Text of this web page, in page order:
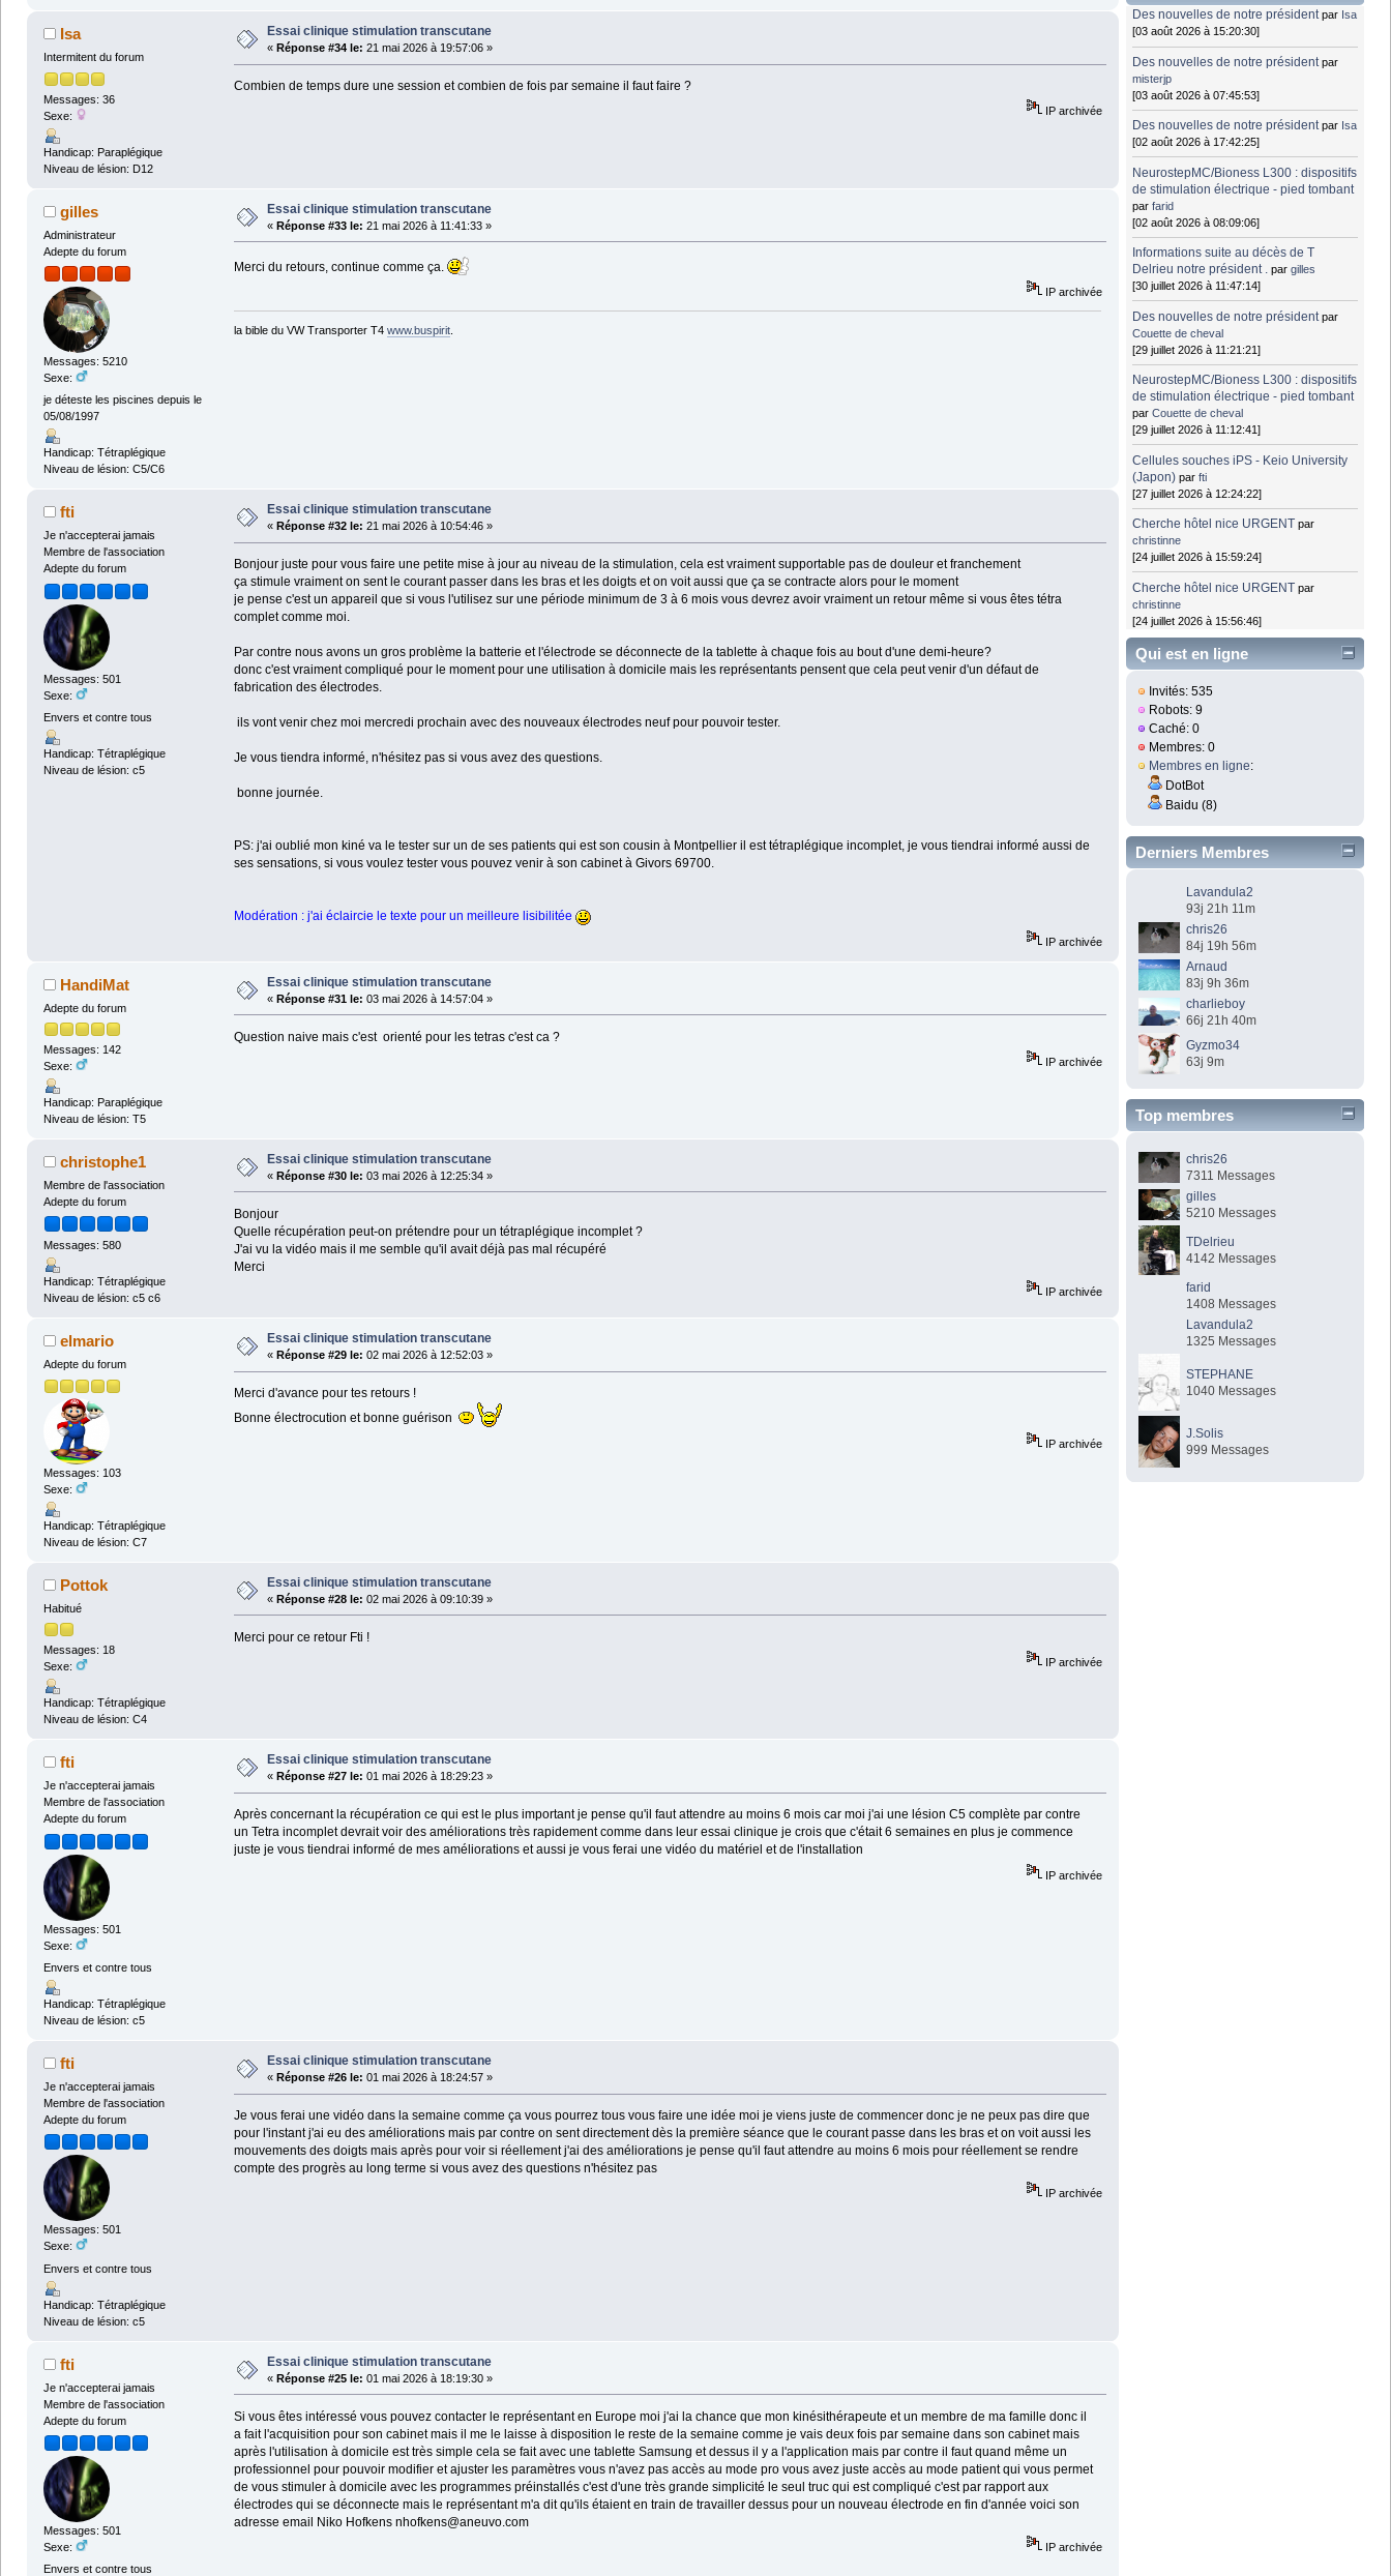
Isa
Intermitent du forum
Messages: 36
Sexe:
Handicap: Paraplégique
Niveau de lésion: D12
Essai clinique stimulation transcutane
« Réponse #34 le: 21 mai 2026 à 19:57:06 »
Combien de temps dure une session et combien de fois par semaine il faut faire ?
IP archivée
gilles
Administrateur
Adepte du forum
Messages: 5210
Sexe:
je déteste les piscines depuis le
05/08/1997
Handicap: Tétraplégique
Niveau de lésion: C5/C6
Essai clinique stimulation transcutane
« Réponse #33 le: 21 mai 2026 à 11:41:33 »
Merci du retours, continue comme ça.
IP archivée
la bible du VW Transporter T4 www.buspirit.
fti
Je n'accepterai jamais
Membre de l'association
Adepte du forum
Messages: 501
Sexe:
Envers et contre tous
Handicap: Tétraplégique
Niveau de lésion: c5
Essai clinique stimulation transcutane
« Réponse #32 le: 21 mai 2026 à 10:54:46 »
Bonjour juste pour vous faire une petite mise à jour au niveau de la stimulation, cela est vraiment supportable pas de douleur et franchement
ça stimule vraiment on sent le courant passer dans les bras et les doigts et on voit aussi que ça se contracte alors pour le moment
je pense c'est un appareil que si vous l'utilisez sur une période minimum de 3 à 6 mois vous devrez avoir vraiment un retour même si vous êtes tétra
complet comme moi.
Par contre nous avons un gros problème la batterie et l'électrode se déconnecte de la tablette à chaque fois au bout d'une demi-heure?
donc c'est vraiment compliqué pour le moment pour une utilisation à domicile mais les représentants pensent que cela peut venir d'un défaut de
fabrication des électrodes.
ils vont venir chez moi mercredi prochain avec des nouveaux électrodes neuf pour pouvoir tester.
Je vous tiendra informé, n'hésitez pas si vous avez des questions.
bonne journée.
PS: j'ai oublié mon kiné va le tester sur un de ses patients qui est son cousin à Montpellier il est tétraplégique incomplet, je vous tiendrai informé aussi de
ses sensations, si vous voulez tester vous pouvez venir à son cabinet à Givors 69700.
Modération : j'ai éclaircie le texte pour un meilleure lisibilitée
IP archivée
HandiMat
Adepte du forum
Messages: 142
Sexe:
Handicap: Paraplégique
Niveau de lésion: T5
Essai clinique stimulation transcutane
« Réponse #31 le: 03 mai 2026 à 14:57:04 »
Question naive mais c'est orienté pour les tetras c'est ca ?
IP archivée
christophe1
Membre de l'association
Adepte du forum
Messages: 580
Handicap: Tétraplégique
Niveau de lésion: c5 c6
Essai clinique stimulation transcutane
« Réponse #30 le: 03 mai 2026 à 12:25:34 »
Bonjour
Quelle récupération peut-on prétendre pour un tétraplégique incomplet ?
J'ai vu la vidéo mais il me semble qu'il avait déjà pas mal récupéré
Merci
IP archivée
elmario
Adepte du forum
Messages: 103
Sexe:
Handicap: Tétraplégique
Niveau de lésion: C7
Essai clinique stimulation transcutane
« Réponse #29 le: 02 mai 2026 à 12:52:03 »
Merci d'avance pour tes retours !
Bonne électrocution et bonne guérison
IP archivée
Pottok
Habitué
Messages: 18
Sexe:
Handicap: Tétraplégique
Niveau de lésion: C4
Essai clinique stimulation transcutane
« Réponse #28 le: 02 mai 2026 à 09:10:39 »
Merci pour ce retour Fti !
IP archivée
fti
Je n'accepterai jamais
Membre de l'association
Adepte du forum
Messages: 501
Sexe:
Envers et contre tous
Handicap: Tétraplégique
Niveau de lésion: c5
Essai clinique stimulation transcutane
« Réponse #27 le: 01 mai 2026 à 18:29:23 »
Après concernant la récupération ce qui est le plus important je pense qu'il faut attendre au moins 6 mois car moi j'ai une lésion C5 complète par contre
un Tetra incomplet devrait voir des améliorations très rapidement comme dans leur essai clinique je crois que c'était 6 semaines en plus je commence
juste je vous tiendrai informé de mes améliorations et aussi je vous ferai une vidéo du matériel et de l'installation
IP archivée
fti
Je n'accepterai jamais
Membre de l'association
Adepte du forum
Messages: 501
Sexe:
Envers et contre tous
Handicap: Tétraplégique
Niveau de lésion: c5
Essai clinique stimulation transcutane
« Réponse #26 le: 01 mai 2026 à 18:24:57 »
Je vous ferai une vidéo dans la semaine comme ça vous pourrez tous vous faire une idée moi je viens juste de commencer donc je ne peux pas dire que
pour l'instant j'ai eu des améliorations mais par contre on sent directement dès la première séance que le courant passe dans les bras et on voit aussi les
mouvements des doigts mais après pour voir si réellement j'ai des améliorations je pense qu'il faut attendre au moins 6 mois pour réellement se rendre
compte des progrès au long terme si vous avez des questions n'hésitez pas
IP archivée
fti
Je n'accepterai jamais
Membre de l'association
Adepte du forum
Messages: 501
Sexe:
Envers et contre tous
Essai clinique stimulation transcutane
« Réponse #25 le: 01 mai 2026 à 18:19:30 »
Si vous êtes intéressé vous pouvez contacter le représentant en Europe moi j'ai la chance que mon kinésithérapeute et un membre de ma famille donc il
a fait l'acquisition pour son cabinet mais il me le laisse à disposition le reste de la semaine comme je vais deux fois par semaine dans son cabinet mais
après l'utilisation à domicile est très simple cela se fait avec une tablette Samsung et dessus il y a l'application mais par contre il faut quand même un
professionnel pour pouvoir modifier et ajuster les paramètres vous n'avez pas accès au mode pro vous avez juste accès au mode patient qui vous permet
de vous stimuler à domicile avec les programmes préinstallés c'est d'une très grande simplicité le seul truc qui est compliqué c'est par rapport aux
électrodes qui se déconnecte mais le représentant m'a dit qu'ils étaient en train de travailler dessus pour un nouveau électrode en fin d'année voici son
adresse email Niko Hofkens nhofkens@aneuvo.com
IP archivée
Des nouvelles de notre président par Isa
[03 août 2026 à 15:20:30]
Des nouvelles de notre président par
misterjp
[03 août 2026 à 07:45:53]
Des nouvelles de notre président par Isa
[02 août 2026 à 17:42:25]
NeurostepMC/Bioness L300 : dispositifs
de stimulation électrique - pied tombant
parfarid
[02 août 2026 à 08:09:06]
Informations suite au décès de T
Delrieu notre président . pargilles
[30 juillet 2026 à 11:47:14]
Des nouvelles de notre président par
Couette de cheval
[29 juillet 2026 à 11:21:21]
NeurostepMC/Bioness L300 : dispositifs
de stimulation électrique - pied tombant
parCouette de cheval
[29 juillet 2026 à 11:12:41]
Cellules souches iPS - Keio University
(Japon) parfti
[27 juillet 2026 à 12:24:22]
Cherche hôtel nice URGENT par
christinne
[24 juillet 2026 à 15:59:24]
Cherche hôtel nice URGENT par
christinne
[24 juillet 2026 à 15:56:46]
Qui est en ligne
Invités: 535
Robots: 9
Caché: 0
Membres: 0
Membres en ligne:
DotBot
Baidu (8)
Derniers Membres
Lavandula2
93j 21h 11m
chris26
84j 19h 56m
Arnaud
83j 9h 36m
charlieboy
66j 21h 40m
Gyzmo34
63j 9m
Top membres
chris26
7311 Messages
gilles
5210 Messages
TDelrieu
4142 Messages
farid
1408 Messages
Lavandula2
1325 Messages
STEPHANE
1040 Messages
J.Solis
999 Messages